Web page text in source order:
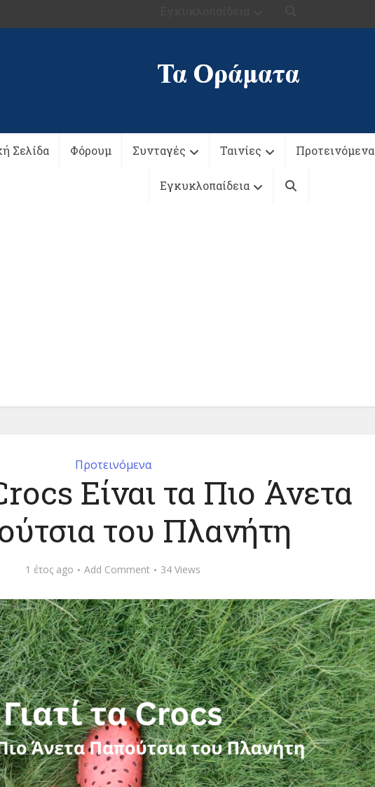
Σελίδα Φόρουμ Συνταγές Ταινίες Προτεινόμενα
Εγκυκλοπαίδεια
Προτεινόμενα
Είναι τα Πιο Άνετα
του Πλανήτη
1 έτος ago Add Comment 34 Views